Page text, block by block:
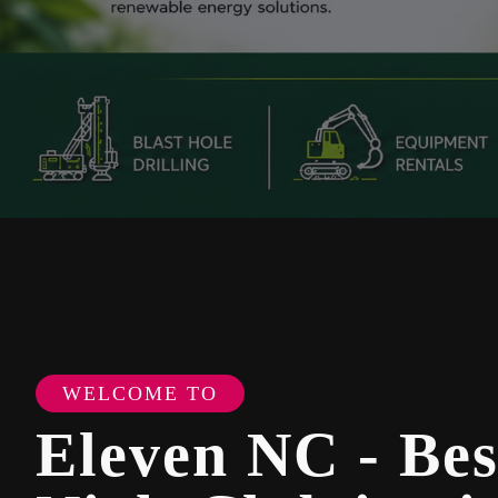
WELCOME TO
Eleven NC -